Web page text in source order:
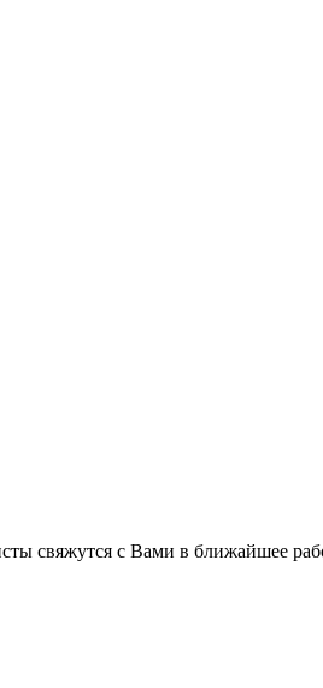
свяжутся с Вами в ближайшее